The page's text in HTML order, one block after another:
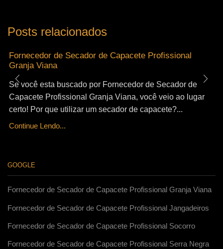
Posts relacionados
Fornecedor de Secador de Capacete Profissional
Granja Viana
Se você esta buscado por Fornecedor de Secador de
Capacete Profissional Granja Viana, você veio ao lugar
certo! Por que utilizar um secador de capacete?...
Continue Lendo...
GOOGLE
Fornecedor de Secador de Capacete Profissional Granja Viana
Fornecedor de Secador de Capacete Profissional Jangadeiros
Fornecedor de Secador de Capacete Profissional Socorro
Fornecedor de Secador de Capacete Profissional Serra Negra